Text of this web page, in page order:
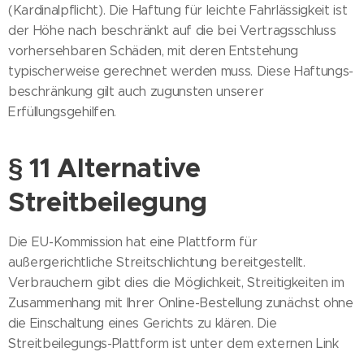
(Kardinalpflicht). Die Haftung für leichte Fahrlässigkeit ist
der Höhe nach beschränkt auf die bei Vertragsschluss
vorhersehbaren Schäden, mit deren Entstehung
typischerweise gerechnet werden muss. Diese Haftungs-
beschränkung gilt auch zugunsten unserer
Erfüllungsgehilfen.
§ 11 Alternative
Streitbeilegung
Die EU-Kommission hat eine Plattform für
außergerichtliche Streitschlichtung bereitgestellt.
Verbrauchern gibt dies die Möglichkeit, Streitigkeiten im
Zusammenhang mit Ihrer Online-Bestellung zunächst ohne
die Einschaltung eines Gerichts zu klären. Die
Streitbeilegungs-Plattform ist unter dem externen Link